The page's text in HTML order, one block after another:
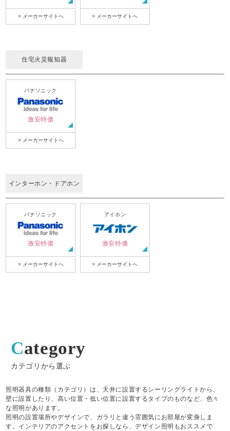
> メーカーサイトへ > メーカーサイトへ
住宅火災報知器
パナソニック
激安特価
> メーカーサイトへ
インターホン・ドアホン
パナソニック
激安特価
> メーカーサイトへ
アイホン
激安特価
> メーカーサイトへ
Category
カテゴリから選ぶ
照明器具の種類（カテゴリ）は、天井に設置するシーリングライトから、
壁に設置したり、高い位置・低い位置に設置するタイプのものなど、色々
な照明があります。
照明の設置場所やデザインで、ガラリと違う雰囲気にお部屋が変身しま
す。インテリアのアクセントをお探しなら、デザイン照明もおススメで